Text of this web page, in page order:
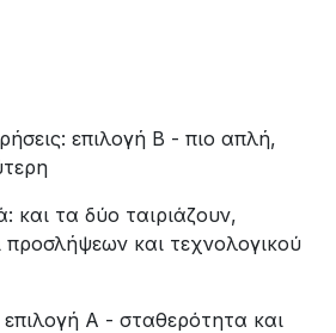
επιλογή Β - πιο απλή,
και τα δύο ταιριάζουν,
προσλήψεων και τεχνολογικού
επιλογή Α - σταθερότητα και